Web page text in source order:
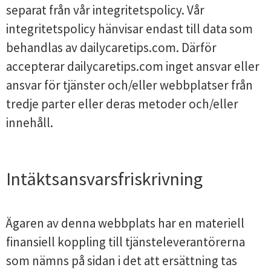
separat från vår integritetspolicy. Vår
integritetspolicy hänvisar endast till data som
behandlas av dailycaretips.com. Därför
accepterar dailycaretips.com inget ansvar eller
ansvar för tjänster och/eller webbplatser från
tredje parter eller deras metoder och/eller
innehåll.
Intäktsansvarsfriskrivning
Ägaren av denna webbplats har en materiell
finansiell koppling till tjänsteleverantörerna
som nämns på sidan i det att ersättning tas